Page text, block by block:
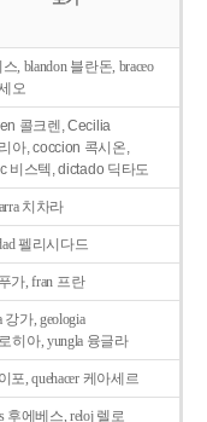
, blandon 블란돈, braceo
오
콜크렌, Cecilia
아, coccion 콕시온,
비스텍, dictado 딕타도
치차라
펠리시다드
가, fran 프란
강가, geologia
히아, yungla 융글라
포, quehacer 케아세르
후에베스, reloj 렐로